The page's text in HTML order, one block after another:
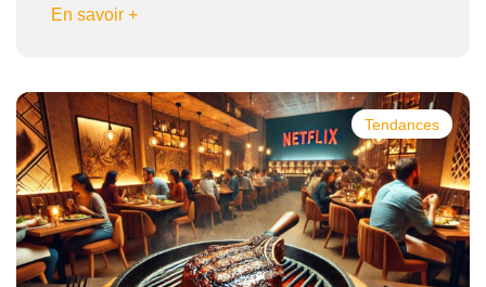
En savoir +
Tendances